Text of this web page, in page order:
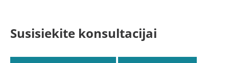
Susisiekite konsultacijai